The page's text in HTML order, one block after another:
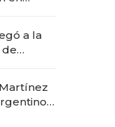
a la